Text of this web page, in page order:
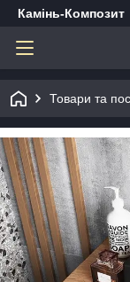
Камінь-Композит
Товари та